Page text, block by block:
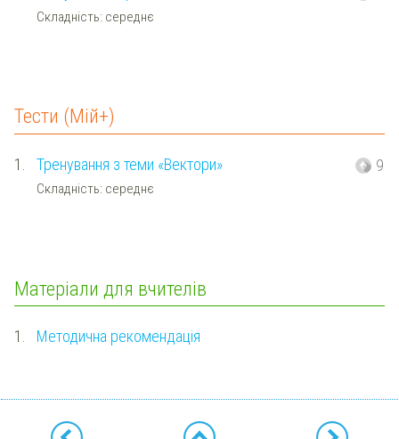
Складність: середнє
Тести (Мій+)
1. Тренування з теми «Вектори»
Складність: середнє
9
Матеріали для вчителів
1. Методична рекомендація